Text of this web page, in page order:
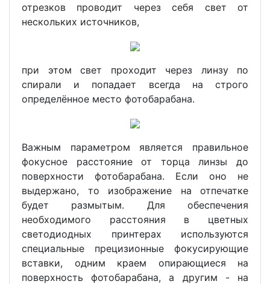
отрезков проводит через себя свет от
нескольких источников,
при этом свет проходит через линзу по
спирали и попадает всегда на строго
определённое место фотобарабана.
Важным параметром является правильное
фокусное расстояние от торца линзы до
поверхности фотобарабана. Если оно не
выдержано, то изображение на отпечатке
будет размытым. Для обеспечения
необходимого расстояния в цветных
светодиодных принтерах используются
специальные прецизионные фокусирующие
вставки, одним краем опирающиеся на
поверхность фотобарабана, а другим - на